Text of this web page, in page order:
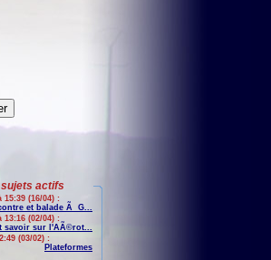
actifs
15:39 (16/04) :
et balade Ã G...
13:16 (02/04) :
savoir sur l'AÃ©rot...
(03/02) :
Plateformes